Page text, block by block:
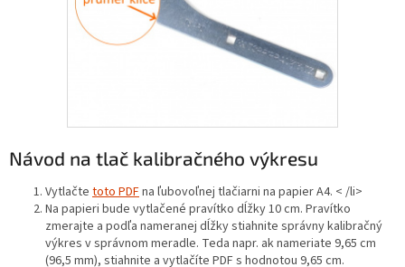
Návod na tlač kalibračného výkresu
Vytlačte toto PDFna ľubovoľnej tlačiarni na papier A4. < /li>
Na papieri bude vytlačené pravítko dĺžky 10 cm. Pravítko
zmerajte a podľa nameranej dĺžky stiahnite správny kalibračný
výkres v správnom meradle. Teda napr. ak nameriate 9,65 cm
(96,5 mm), stiahnite a vytlačíte PDF s hodnotou 9,65 cm.